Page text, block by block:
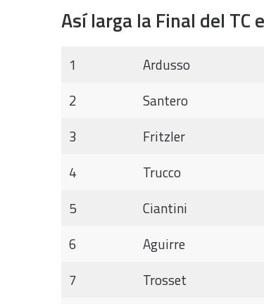
Así larga la Final del TC
1 Ardusso
2
Santero
3
Fritzler
4
Trucco
5
Ciantini
6
Aguirre
7
Trosset